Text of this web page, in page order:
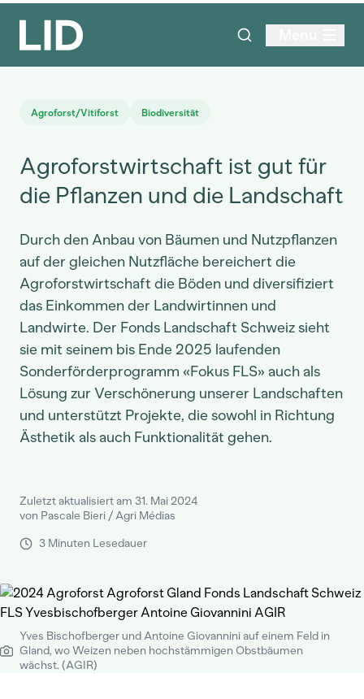
Agroforst/Vitiforst Biodiversität
Agroforstwirtschaft ist gut für
die Pflanzen und die Landschaft
Durch den Anbau von Bäumen und Nutzpflanzen
auf der gleichen Nutzfläche bereichert die
Agroforstwirtschaft die Böden und diversifiziert
das Einkommen der Landwirtinnen und
Landwirte. Der Fonds Landschaft Schweiz sieht
sie mit seinem bis Ende 2025 laufenden
Sonderförderprogramm «Fokus FLS» auch als
Lösung zur Verschönerung unserer Landschaften
und unterstützt Projekte, die sowohl in Richtung
Ästhetik als auch Funktionalität gehen.
Zuletzt aktualisiert am 31. Mai 2024
von Pascale Bieri / Agri Médias
3 Minuten Lesedauer
Yves Bischofberger und Antoine Giovannini auf einem Feld in
Gland, wo Weizen neben hochstämmigen Obstbäumen
wächst. (AGIR)